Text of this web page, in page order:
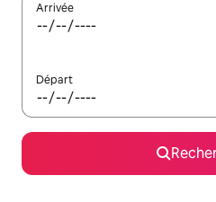
Arrivée
Départ